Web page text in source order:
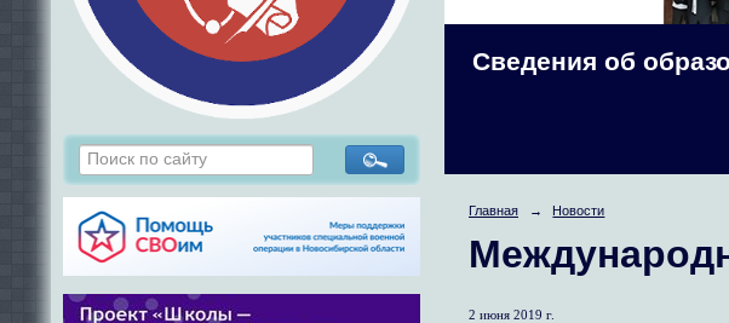
Сведения об
Главная → Новости
2 июня 2019 г.